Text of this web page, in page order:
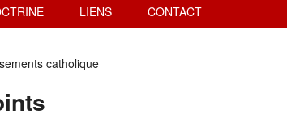
LIENS CONTACT
catholique